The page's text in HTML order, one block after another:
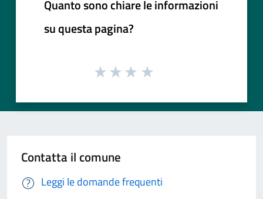
Quanto sono chiare le informazioni
su questa pagina?
Contatta il comune
Leggi le domande frequenti